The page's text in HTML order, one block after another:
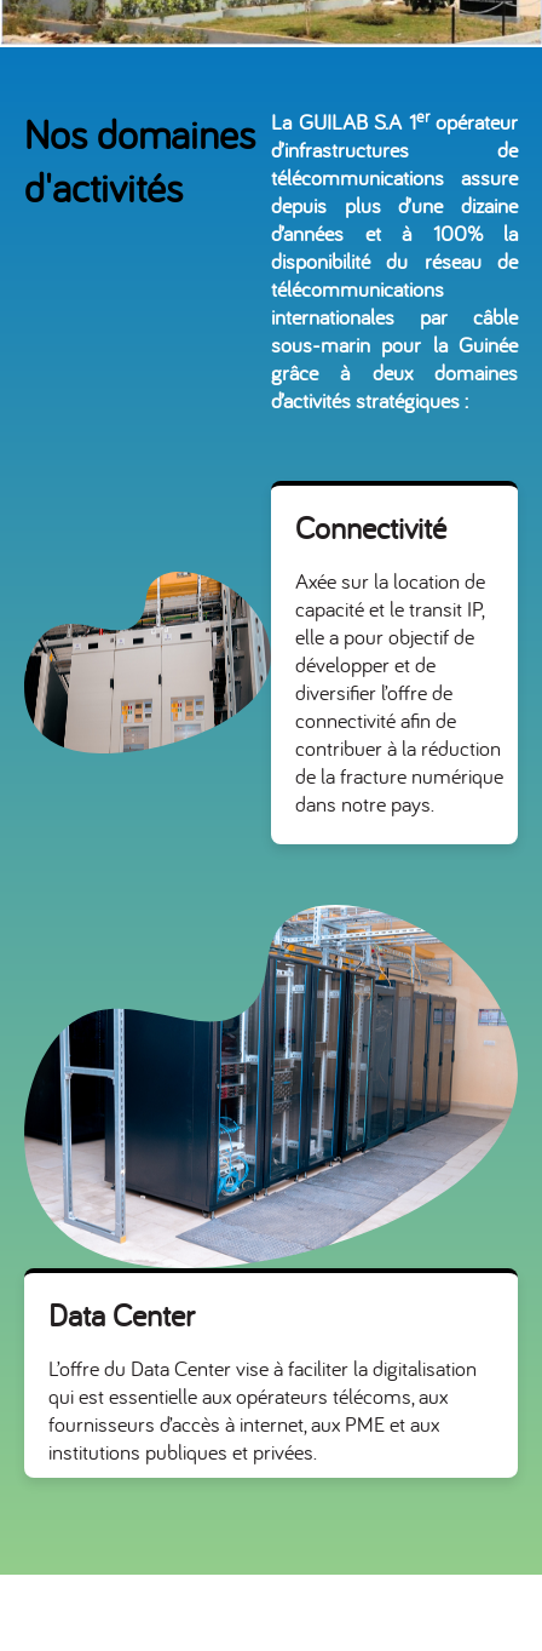
Nos domaines
d'activités
La GUILAB S.A 1eropérateur
d’infrastructures de
télécommunications assure
depuis plus d’une dizaine
d’années et à 100% la
disponibilité du réseau de
télécommunications
internationales par câble
sous-marin pour la Guinée
grâce à deux domaines
d’activités stratégiques :
Connectivité
Axée sur la location de
capacité et le transit IP,
elle a pour objectif de
développer et de
diversifier l’offre de
connectivité afin de
contribuer à la réduction
de la fracture numérique
dans notre pays.
Data Center
L’offre du Data Center vise à faciliter la digitalisation
qui est essentielle aux opérateurs télécoms, aux
fournisseurs d’accès à internet, aux PME et aux
institutions publiques et privées.